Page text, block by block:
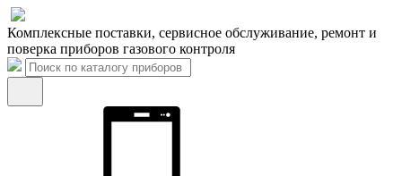
Комплексные поставки, сервисное обслуживание, ремонт и
поверка приборов газового контроля